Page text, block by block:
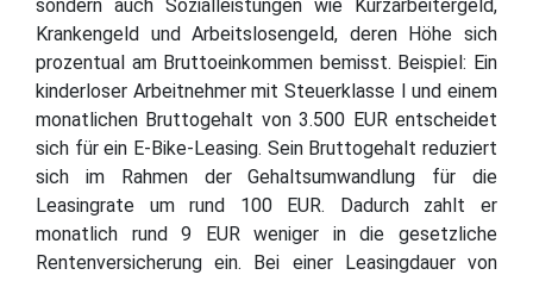
sondern auch Sozialleistungen wie Kurzarbeitergeld,
Krankengeld und Arbeitslosengeld, deren Höhe sich
prozentual am Bruttoeinkommen bemisst. Beispiel: Ein
kinderloser Arbeitnehmer mit Steuerklasse I und einem
monatlichen Bruttogehalt von 3.500 EUR entscheidet
sich für ein E-Bike-Leasing. Sein Bruttogehalt reduziert
sich im Rahmen der Gehaltsumwandlung für die
Leasingrate um rund 100 EUR. Dadurch zahlt er
monatlich rund 9 EUR weniger in die gesetzliche
Rentenversicherung ein. Bei einer Leasingdauer von